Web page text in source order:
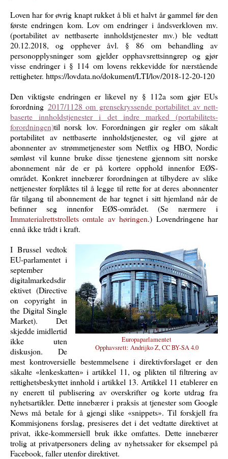
Loven har for øvrig knapt rukket å bli et halvt år gammel før den
første endringen kom. Lov om endringer i åndsverkloven mv.
(portabilitet av nettbaserte innholdstjenester mv.) ble vedtatt
20.12.2018, og opphever åvl. § 86 om behandling av
personopplysninger som gjelder opphavsrettsinngrep og gjør
visse endringer i § 114 om lovens rekkevidde for nærstående
rettigheter. https://lovdata.no/dokument/LTI/lov/2018-12-20-120
Den viktigste endringen er likevel ny § 112a som gjør EUs
forordning 2017/1128 om grense­kryssende portabilitet av nett­
baserte innholds­tjenester i det indre marked (portabilitets­
forordningen)til norsk lov. Forordningen gir regler om såkalt
portabilitet av nettbaserte innholds­tjenester, og vil gjøre at
abonnenter av strømmetjenester som Netflix og HBO, Nordic
sømløst vil kunne bruke disse tjenestene gjennom sitt norske
abonnement når de er på kortere opphold innenfor EØS-
området. Konkret innebærer forordningen at tilbydere av slike
nettjenester forpliktes til å legge til rette for at deres abonnenter
får tilgang til abonnement de har tegnet i sitt hjemland når de
befinner seg innenfor EØS-området. (Se nærmere i
Immaterialrettstrollets omtale av høringen.) Lovendringene har
ennå ikke trådt i kraft.
Europaparlamentet
Opphavsrett: Andrijko Z, CC BY-SA 4.0
I Brussel vedtok
EU-parlamentet i
september
digitalmarkedsdir
ektivet (Directive
on copyright in
the Digital Single
Market). Det
skjedde imidlertid
ikke uten
diskusjon. De
mest kontroversielle bestemmelsene i direktivforslaget er den
såkalte «lenkeskatten» i artikkel 11, og plikten til filtrering av
rettighetsbeskyttet innhold i artikkel 13. Artikkel 11 etablerer en
ny enerett til publisering av overskrifter og korte utdrag fra
nyhets­artikler. Dette innebærer i praksis at tjenester som Google
News må betale for å gjengi slike «snippets». Til forskjell fra
Kommisjonens forslag, presiseres det i det vedtatte direktivet at
privat, ikke-kommersiell bruk ikke omfattes. Dette innebærer
trolig at privatpersoners deling av nyhetssaker for eksempel på
Facebook, faller utenfor direktivet.